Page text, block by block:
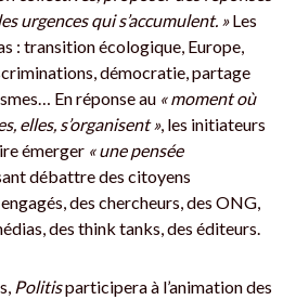
urgences qui s’accumulent. »Les
: transition écologique, Europe,
démocratie, partage
En réponse au « moment où
elles, s’organisent », les initiateurs
émerger « une pensée
débattre des citoyens
des chercheurs, des ONG,
des think tanks, des éditeurs.
Politisparticipera à l’animation des